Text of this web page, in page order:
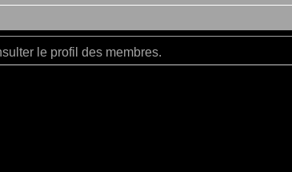
le profil des membres.